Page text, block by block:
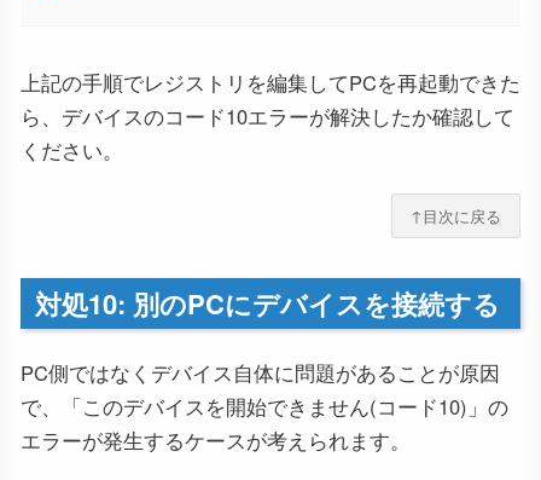
上記の手順でレジストリを編集してPCを再起動できた
ら、デバイスのコード10エラーが解決したか確認して
ください。
↑目次に戻る
対処10: 別のPCにデバイスを接続する
PC側ではなくデバイス自体に問題があることが原因
で、「このデバイスを開始できません(コード10)」の
エラーが発生するケースが考えられます。